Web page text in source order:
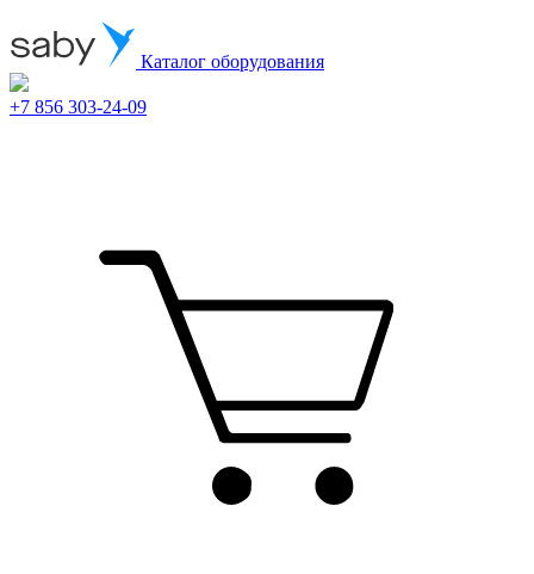
Каталог оборудования
+7 856 303-24-09